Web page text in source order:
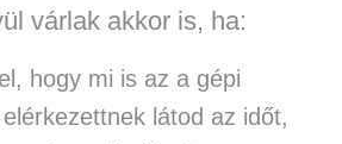
várlak akkor is, ha:
hogy mi is az a gépi
látod az időt,